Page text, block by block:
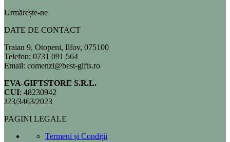
Urmărește-ne
DATE DE CONTACT
Traian 9, Otopeni, Ilfov, 075100
Telefon: 0731 091 564
Email: comenzi@best-gifts.ro
EVA-GIFTSTORE S.R.L.
CUI: 48230942
J23/3463/2023
PAGINI LEGALE
Termeni și Condiții